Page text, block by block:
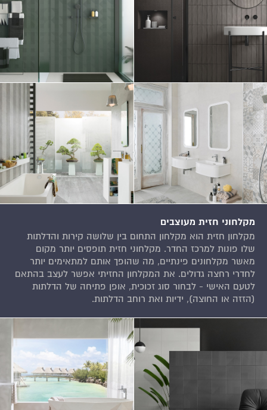
מקלחוני חזית מעוצבים
מקלחון חזית הוא מקלחון התחום בין שלושה קירות והדלתות
שלו פונות למרכז החדר. מקלחוני חזית תופסים יותר מקום
מאשר מקלחונים פינתיים, מה שהופך אותם למתאימים יותר
לחדרי רחצה גדולים. את המקלחון החזיתי אפשר לעצב בהתאם
לטעם האישי - לבחור סוג זכוכית, אופן פתיחה של הדלתות
(הזזה או החוצה), ידיות ואת רוחב הדלתות.